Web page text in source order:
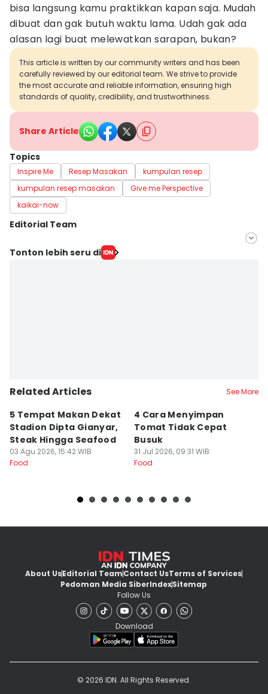
bisa langsung kamu praktikkan kapan saja. Mudah
dibuat dan gak butuh waktu lama. Udah gak ada
alasan lagi buat melewatkan sarapan, bukan?
This article is written by our community writers and has been
carefully reviewed by our editorial team. We strive to provide
the most accurate and reliable information, ensuring high
standards of quality, credibility, and trustworthiness.
Share Article
Topics
Inspire Me Resep Masakan
kumpulan resep
kumpulan resep masakan
Give me Perspective
kaikai-now
Editorial Team
Editor
Tonton lebih seru di
Related Articles See More
5 Tempat Makan Dekat
Stadion Dipta Gianyar,
Steak Hingga Seafood
03 Agu 2026, 15:42 WIB
Food
4 Cara Menyimpan
Tomat Tidak Cepat
Busuk
31 Jul 2026, 09:31 WIB
Food
About UsEditorial TeamContact UsTerms of Services
Pedoman Media SiberIndexSitemap
Follow Us
Download
© 2026 IDN. All Rights Reserved.